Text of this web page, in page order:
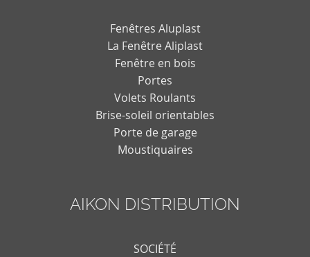
Fenêtres Aluplast
La Fenêtre Aliplast
Fenêtre en bois
Portes
Volets Roulants
Brise-soleil orientables
Porte de garage
Moustiquaires
AIKON DISTRIBUTION
SOCIÉTÉ